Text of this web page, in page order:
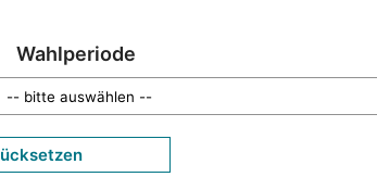
Wahlperiode